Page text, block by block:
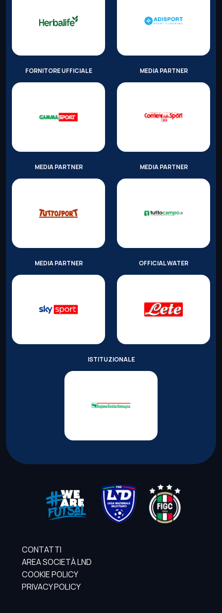
FORNITORE UFFICIALE MEDIA PARTNER
MEDIA PARTNER MEDIA PARTNER
MEDIA PARTNER OFFICIAL WATER
ISTITUZIONALE
CONTATTI
AREA SOCIETÀ LND
COOKIE POLICY
PRIVACY POLICY